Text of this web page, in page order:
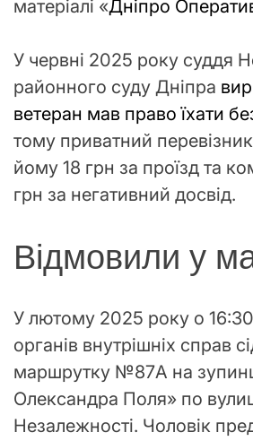
матеріалі «Дніпро
У червні 2025 року суддя
районного суду Дніпра
ветеран мав право їхати
тому приватний
йому 18 грн за проїзд та
грн за негативний досвід.
Відмовили у
У лютому 2025 року о
органів внутрішніх справ
маршрутку №87А на
Олександра Поля» по
Незалежності. Чоловік